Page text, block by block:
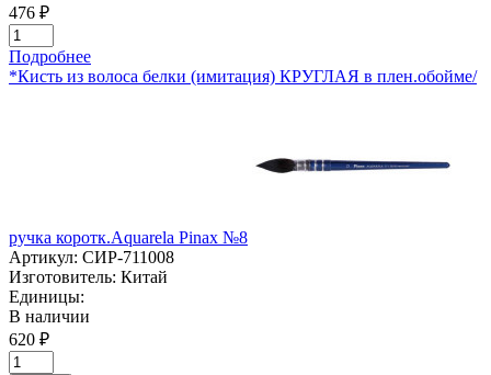
476 ₽
Подробнее
*Кисть из волоса белки (имитация) КРУГЛАЯ в плен.обойме/
ручка коротк.Aquarela Pinaх №8
Артикул: СИР-711008
Изготовитель: Китай
Единицы:
В наличии
620 ₽